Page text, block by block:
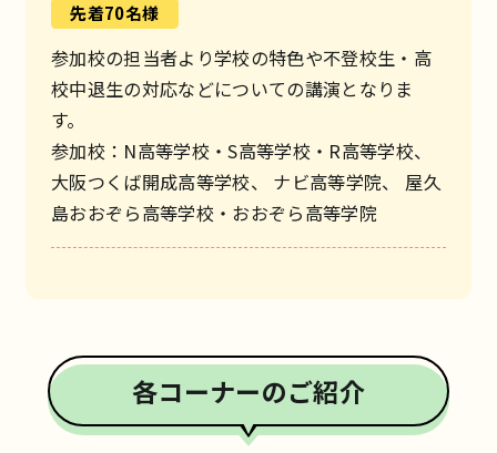
先着70名様
参加校の担当者より学校の特色や不登校生・高
校中退生の対応などについての講演となりま
す。
参加校：N高等学校・S高等学校・R高等学校、
大阪つくば開成高等学校、 ナビ高等学院、 屋久
島おおぞら高等学校・おおぞら高等学院
各コーナーのご紹介